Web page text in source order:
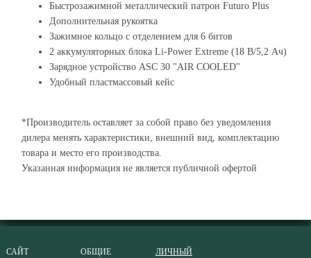
Быстрозажимной металлический патрон Futuro Plus
Дополнительная рукоятка
Зажимное кольцо с отделением для 6 битов
2 аккумуляторных блока Li-Power Extreme (18 В/5,2 Ач)
Зарядное устройство ASC 30 "AIR COOLED"
Удобный пластмассовый кейс
*Производитель оставляет за собой право без уведомления
дилера менять характеристики, внешний вид, комплектацию
товара и место его производства.
Указанная информация не является публичной офертой
САЙТ
ОБЩИЕ
ЛИЧНЫЙ